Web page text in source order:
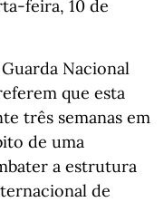
feira, 10 de
Nacional
que esta
três semanas em
de uma
a estrutura
de